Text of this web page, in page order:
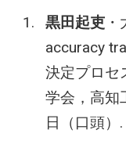
黒田起吏・
accuracy
決定プロセ
学会，高知
日（口頭）.